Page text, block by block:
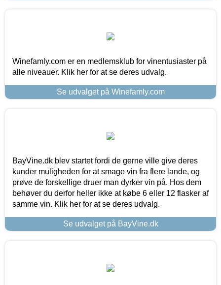
Winefamly.com er en medlemsklub for vinentusiaster på
alle niveauer. Klik her for at se deres udvalg.
Se udvalget på Winefamly.com
BayVine.dk blev startet fordi de gerne ville give deres
kunder muligheden for at smage vin fra flere lande, og
prøve de forskellige druer man dyrker vin på. Hos dem
behøver du derfor heller ikke at købe 6 eller 12 flasker af
samme vin. Klik her for at se deres udvalg.
Se udvalget på BayVine.dk